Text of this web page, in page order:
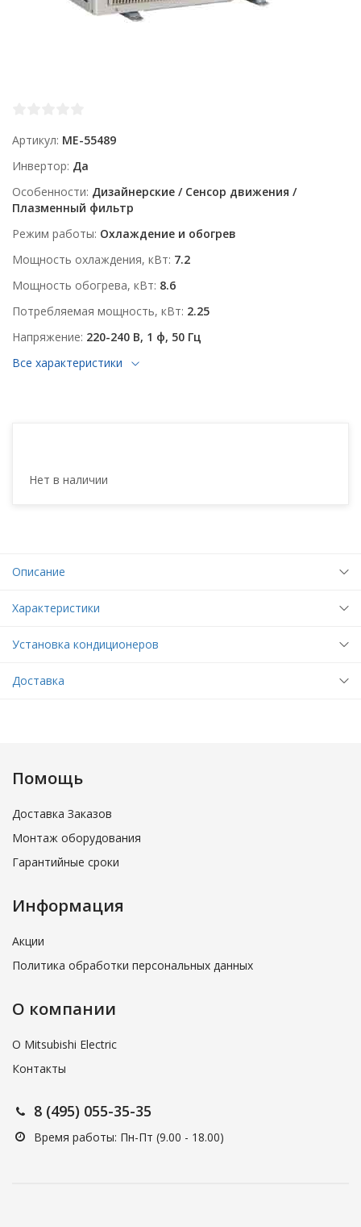
Артикул ME-55489
Инвертор Да
Особенности Дизайнерские / Сенсор движения /
Плазменный фильтр
Режим работы Охлаждение и обогрев
Мощность охлаждения, кВт 7.2
Мощность обогрева, кВт 8.6
Потребляемая мощность, кВт 2.25
Напряжение 220-240 В, 1 ф, 50 Гц
Все характеристики
Нет в наличии
Описание
Характеристики
Установка кондиционеров
Доставка
Помощь
Доставка Заказов
Монтаж оборудования
Гарантийные сроки
Информация
Акции
Политика обработки персональных данных
О компании
О Mitsubishi Electric
Контакты
8 (495) 055-35-35
Время работы: Пн-Пт (9.00 - 18.00)